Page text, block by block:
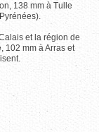
138 mm à Tulle
et la région de
102 mm à Arras et